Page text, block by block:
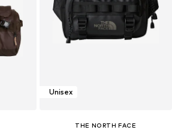
Unisex
THE NORTH FACE